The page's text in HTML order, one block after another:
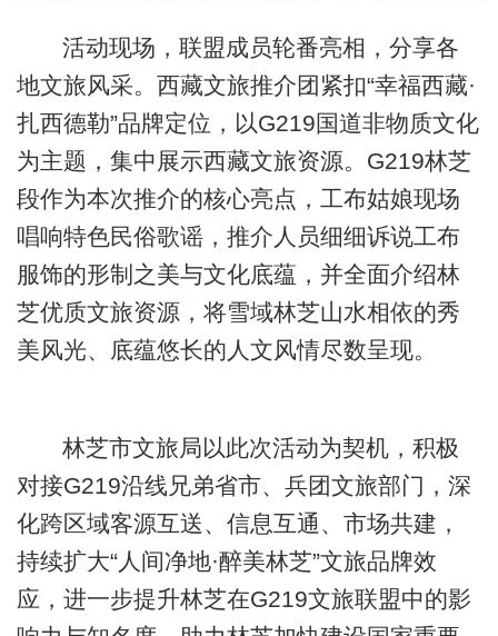
活动现场，联盟成员轮番亮相，分享各
地文旅风采。西藏文旅推介团紧扣“幸福西藏·
扎西德勒”品牌定位，以G219国道非物质文化
为主题，集中展示西藏文旅资源。G219林芝
段作为本次推介的核心亮点，工布姑娘现场
唱响特色民俗歌谣，推介人员细细诉说工布
服饰的形制之美与文化底蕴，并全面介绍林
芝优质文旅资源，将雪域林芝山水相依的秀
美风光、底蕴悠长的人文风情尽数呈现。
林芝市文旅局以此次活动为契机，积极
对接G219沿线兄弟省市、兵团文旅部门，深
化跨区域客源互送、信息互通、市场共建，
持续扩大“人间净地·醉美林芝”文旅品牌效
应，进一步提升林芝在G219文旅联盟中的影